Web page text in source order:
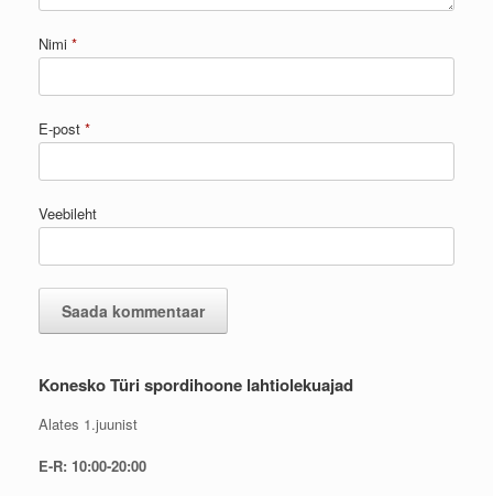
Nimi *
E-post *
Veebileht
Konesko Türi spordihoone lahtiolekuajad
Alates 1.juunist
E-R: 10:00-20:00